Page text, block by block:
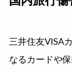
三井住友VISA
なるカードや